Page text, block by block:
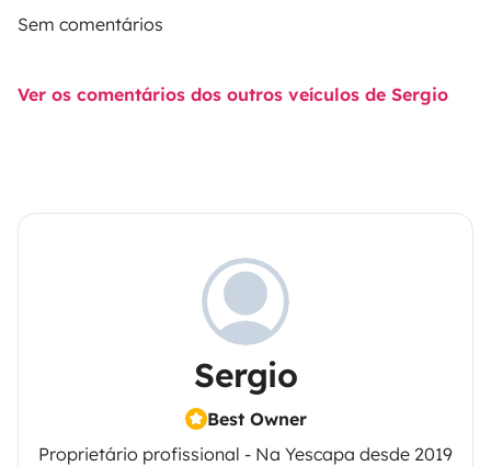
Sem comentários
Ver os comentários dos outros veículos de Sergio
Sergio
Best Owner
Proprietário profissional - Na Yescapa desde 2019